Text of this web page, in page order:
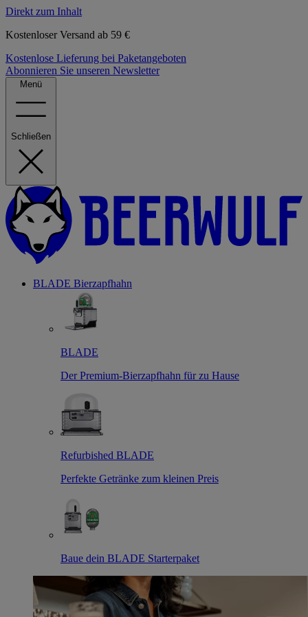
Direkt zum Inhalt
Kostenloser Versand ab 59 €
Kostenlose Lieferung bei Paketangeboten
Abonnieren Sie unseren Newsletter
Menü
Schließen
BLADE Bierzapfhahn
BLADE
Der Premium-Bierzapfhahn für zu Hause
Refurbished BLADE
Perfekte Getränke zum kleinen Preis
Baue dein BLADE Starterpaket